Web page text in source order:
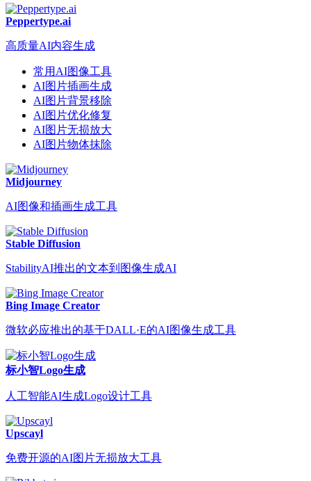
Peppertype.ai
高质量AI内容生成
常用AI图像工具
AI图片插画生成
AI图片背景移除
AI图片优化修复
AI图片无损放大
AI图片物体抹除
Midjourney
AI图像和插画生成工具
Stable Diffusion
StabilityAI推出的文本到图像生成AI
Bing Image Creator
微软必应推出的基于DALL·E的AI图像生成工具
标小智Logo生成
人工智能AI生成Logo设计工具
Upscayl
免费开源的AI图片无损放大工具